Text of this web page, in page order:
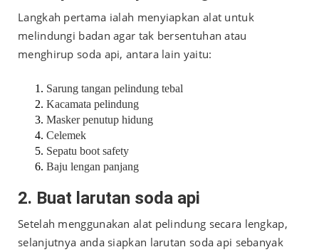
Langkah pertama ialah menyiapkan alat untuk
melindungi badan agar tak bersentuhan atau
menghirup soda api, antara lain yaitu:
Sarung tangan pelindung tebal
Kacamata pelindung
Masker penutup hidung
Celemek
Sepatu boot safety
Baju lengan panjang
2. Buat larutan soda api
Setelah menggunakan alat pelindung secara lengkap,
selanjutnya anda siapkan larutan soda api sebanyak